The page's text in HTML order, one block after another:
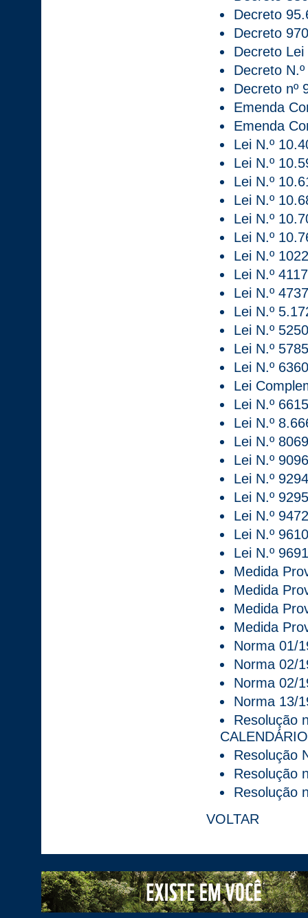
Decreto
Decreto
Decreto
Decreto
Decreto nº
Emenda
Emenda
Lei N.º
Lei N.º
Lei N.º
Lei N.º
Lei N.º
Lei N.º
Lei N.º
Lei N.º
Lei N.º
Lei N.º
Lei N.º
Lei N.º
Lei N.º
Lei
Lei N.º
Lei N.º
Lei N.º
Lei N.º
Lei N.º
Lei N.º
Lei N.º
Lei N.º
Lei N.º
Medida
Medida
Medida
Medida
Norma 01/
Norma 02/
Norma 02/
Norma 13/
Resolução
Resolução
Resolução
Resolução
VOLTAR